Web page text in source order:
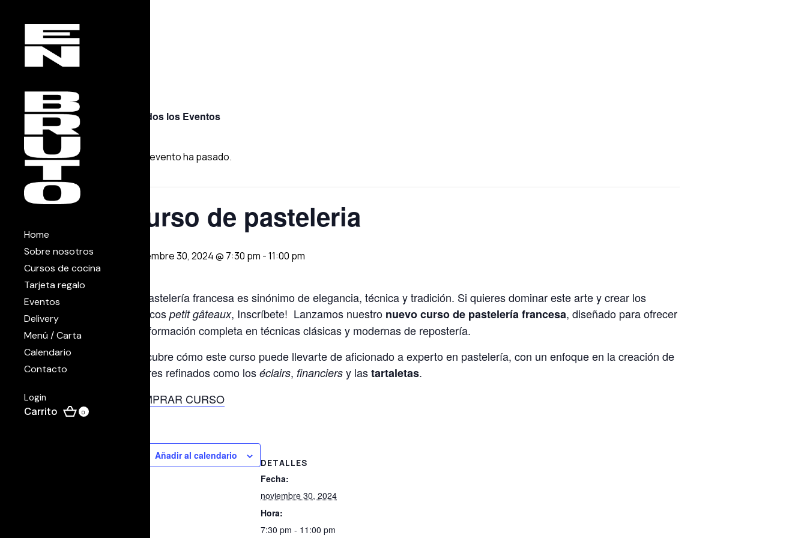
Home
Sobre nosotros
Cursos de cocina
Tarjeta regalo
Eventos
Delivery
Menú / Carta
Calendario
Contacto
Login
0
« Todos los Eventos
Este evento ha pasado.
Curso de pasteleria
noviembre 30, 2024 @ 7:30 pm -11:00 pm
La pastelería francesa es sinónimo de elegancia, técnica y tradición. Si quieres dominar este arte y crear los
icónicos petit gâteaux, Inscríbete! Lanzamos nuestro nuevo curso de pastelería francesa, diseñado para ofrecer
una formación completa en técnicas clásicas y modernas de repostería.
Descubre cómo este curso puede llevarte de aficionado a experto en pastelería, con un enfoque en la creación de
postres refinados como los éclairs, financiers y lastartaletas.
COMPRAR CURSO
Añadir al calendario
DETALLES
Fecha:
noviembre 30, 2024
Hora:
7:30 pm - 11:00 pm